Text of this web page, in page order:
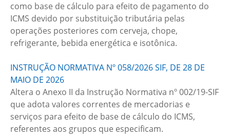
como base de cálculo para efeito de pagamento do
ICMS devido por substituição tributária pelas
operações posteriores com cerveja, chope,
refrigerante, bebida energética e isotônica.
INSTRUÇÃO NORMATIVA Nº 058/2026 SIF, DE 28 DE
MAIO DE 2026
Altera o Anexo II da Instrução Normativa nº 002/19-SIF
que adota valores correntes de mercadorias e
serviços para efeito de base de cálculo do ICMS,
referentes aos grupos que especificam.